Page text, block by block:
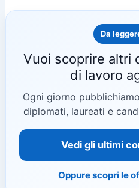
Da
Vuoi scoprire altri
di lavoro
Ogni giorno
diplomati, laureati e
Vedi gli ultimi
Oppure scopri le